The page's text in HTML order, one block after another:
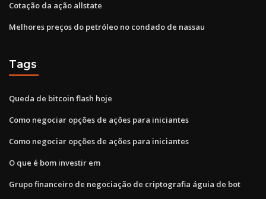
Cotação da ação allstate
Melhores preços do petróleo no condado de nassau
Tags
Queda de bitcoin flash hoje
Como negociar opções de ações para iniciantes
Como negociar opções de ações para iniciantes
O que é bom investir em
Grupo financeiro de negociação de criptografia águia de bot